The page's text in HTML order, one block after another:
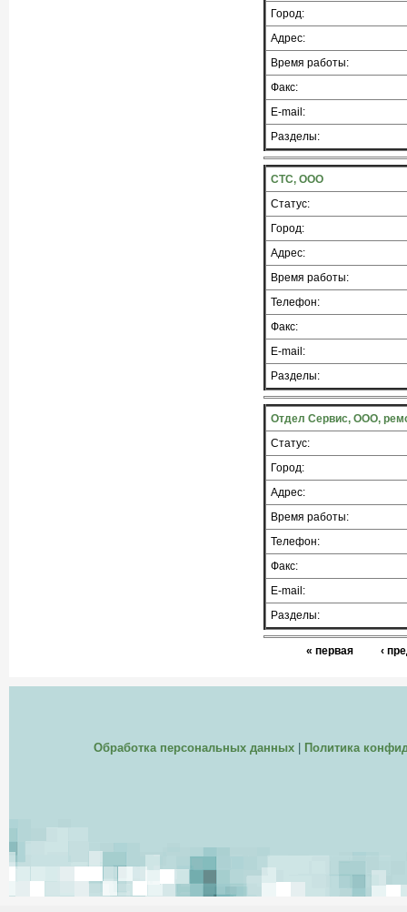
Город:
Адрес:
Время работы:
Факс:
E-mail:
Разделы:
СТС, ООО
Статус:
Город:
Адрес:
Время работы:
Телефон:
Факс:
E-mail:
Разделы:
Отдел Сервис, ООО,
Статус:
Город:
Адрес:
Время работы:
Телефон:
Факс:
E-mail:
Разделы:
« первая ‹
Обработка персональных данных| Политика